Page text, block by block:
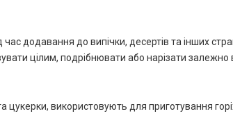
додавання до випічки, десертів та інших
цілим, подрібнювати або нарізати залежно
цукерки, використовують для приготування